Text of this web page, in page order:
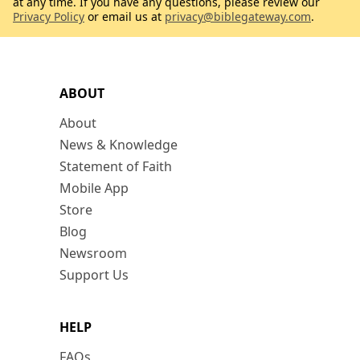
ABOUT
About
News & Knowledge
Statement of Faith
Mobile App
Store
Blog
Newsroom
Support Us
HELP
Privacy Policy or email us at privacy@biblegateway.com.